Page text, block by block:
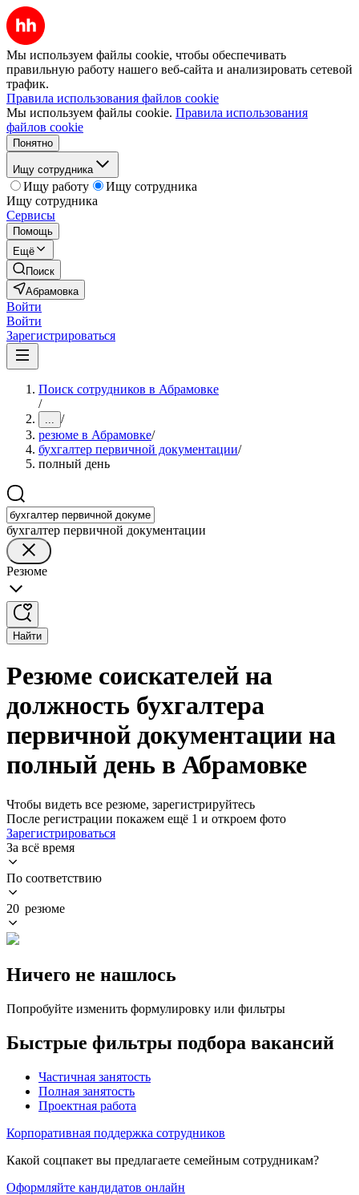
Мы используем файлы cookie, чтобы обеспечивать
правильную работу нашего веб-сайта и анализировать сетевой
трафик.
Правила использования файлов cookie
Мы используем файлы cookie. Правила использования
файлов cookie
Понятно
Ищу сотрудника
Ищу работу
Ищу сотрудника
Ищу сотрудника
Сервисы
Помощь
Ещё
Поиск
Абрамовка
Войти
Войти
Зарегистрироваться
Поиск сотрудников в Абрамовке
/
... /
резюме в Абрамовке/
бухгалтер первичной документации/
полный день
бухгалтер первичной документации
Резюме
Найти
Резюме соискателей на
должность бухгалтера
первичной документации на
полный день в Абрамовке
Чтобы видеть все резюме, зарегистрируйтесь
После регистрации покажем ещё 1 и откроем фото
Зарегистрироваться
За всё время
По соответствию
20 резюме
Ничего не нашлось
Попробуйте изменить формулировку или фильтры
Быстрые фильтры подбора вакансий
Частичная занятость
Полная занятость
Проектная работа
Корпоративная поддержка сотрудников
Какой соцпакет вы предлагаете семейным сотрудникам?
Оформляйте кандидатов онлайн